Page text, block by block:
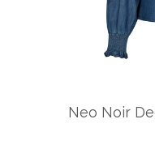
Neo Noir